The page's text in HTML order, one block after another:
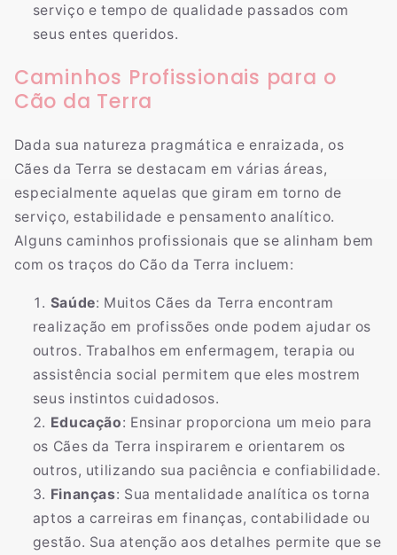
serviço e tempo de qualidade passados com
seus entes queridos.
Caminhos Profissionais para o
Cão da Terra
Dada sua natureza pragmática e enraizada, os
Cães da Terra se destacam em várias áreas,
especialmente aquelas que giram em torno de
serviço, estabilidade e pensamento analítico.
Alguns caminhos profissionais que se alinham bem
com os traços do Cão da Terra incluem:
Saúde: Muitos Cães da Terra encontram
realização em profissões onde podem ajudar os
outros. Trabalhos em enfermagem, terapia ou
assistência social permitem que eles mostrem
seus instintos cuidadosos.
Educação: Ensinar proporciona um meio para
os Cães da Terra inspirarem e orientarem os
outros, utilizando sua paciência e confiabilidade.
Finanças: Sua mentalidade analítica os torna
aptos a carreiras em finanças, contabilidade ou
gestão. Sua atenção aos detalhes permite que se